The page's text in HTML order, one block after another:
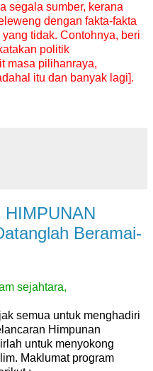
segala sumber, kerana
dengan fakta-fakta
tidak. Contohnya, beri
politik
masa pilihanraya,
itu dan banyak lagi].
HIMPUNAN
Beramai-
sejahtara,
semua untuk menghadiri
Himpunan
untuk menyokong
Maklumat program